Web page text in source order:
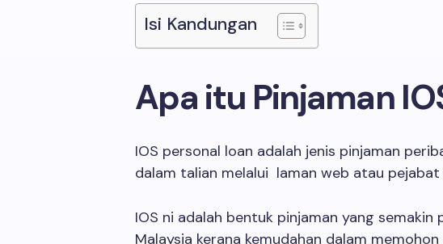
Isi Kandungan
Apa itu Pinjaman
IOS personal loan adalah jenis pinjaman
dalam talian melalui laman web atau pejabat
IOS ni adalah bentuk pinjaman yang
Malaysia kerana kemudahan dalam